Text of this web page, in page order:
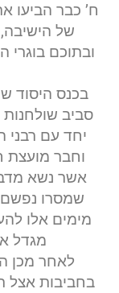
ח’ כבר הביעו
של הישיבה,
ובתוכם
בכנס היסוד
סביב שולחנות
יחד עם רבני
וחבר מועצת
אשר נשא
שמסרו נפשם
מימים אלו
מגדל
לאחר מכן
בחביבות אצל